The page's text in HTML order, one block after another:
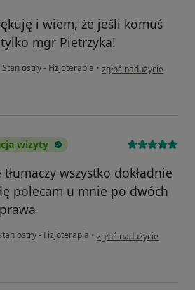
i wiem, że jeśli komuś
mgr Pietrzyka!
Stan ostry - Fizjoterapia • w opinii użytkownika
zgłoś nadużycie
wizyty
wszystko dokładnie
polecam u mnie po dwóch
ostry - Fizjoterapia • w opinii użytkownika
zgłoś nadużycie